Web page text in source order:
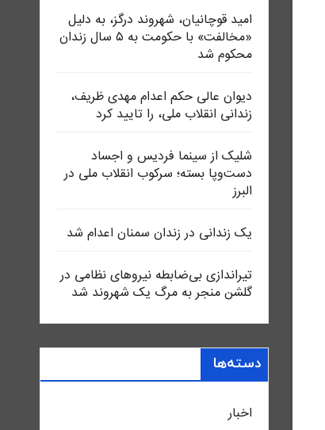
امید قوچانیان، شهروند درگز، به دلیل
«مخالفت» با حکومت به ۵ سال زندان
محکوم شد
دیوان عالی حکم اعدام مهدی ظریف،
زندانی انقلاب ملی، را تایید کرد
شلیک از سینما فردیس و اجساد
دست‌وپا بسته؛ سرکوب انقلاب ملی در
البرز
یک زندانی در زندان سمنان اعدام شد
تیراندازی بی‌ضابطه نیروهای نظامی در
گلشن منجر به مرگ یک شهروند شد
دسته‌ها
اخبار